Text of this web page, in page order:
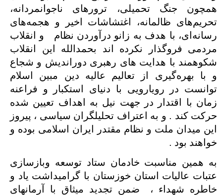
همچون جنگ تحمیلی، ترورهای ناجوانمردانه،
تحریم‌های ظالمانه، اغتشاشات اخیر و هجمه‌های
رسانه‌ای، با هدف به زانو درآوردن نظام و انقلاب
مردمی فروگذار نکرده اند بحمدالله این انقلاب
شکوهمند با هدایت های رهبری دوراندیش و شجاع
و با بهره‌گیری از تعالیم عالیه دین مبین اسلام
توانست در رویارویی با دنیای استکبار و فراعنه
زمان با اقتدار در جهت نیل به اهداف تعیین شده
حرکت کند . و به اعتراف تحلیلگران سیاسی ، پیروز
این میدان ملت و نظام مقتدر ایران اسلامی بوده و
خواهند بود .
به همین مناسبت خادمان ستاد توسعه وبازسازی
عتبات عالیات استان خوزستان با گرامیداشت یاد و
خاطره شهداء ، ضمن تجدید میثاق با آرمانهای